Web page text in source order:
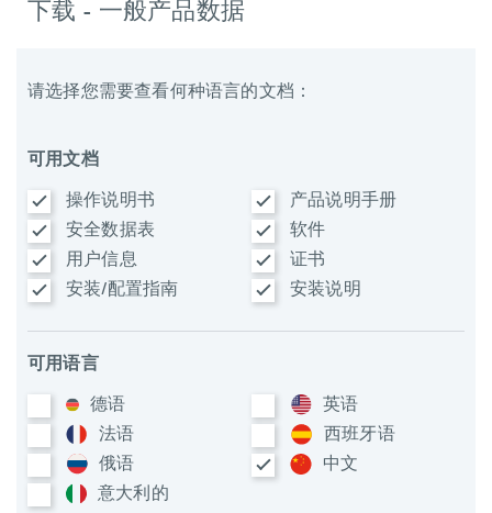
下载 - 一般产品数据
请选择您需要查看何种语言的文档：
可用文档
操作说明书
产品说明手册
安全数据表
软件
用户信息
证书
安装/配置指南
安装说明
可用语言
德语
英语
法语
西班牙语
俄语
中文
意大利​的